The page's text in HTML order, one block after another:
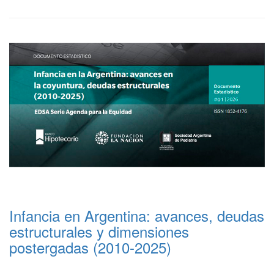
Infancia en Argentina: avances, deudas
estructurales y dimensiones
postergadas (2010-2025)